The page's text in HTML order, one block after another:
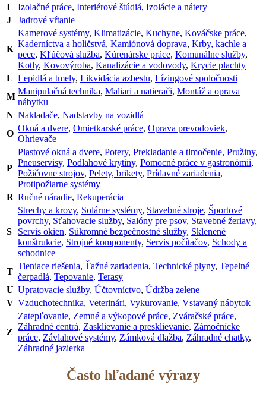
I
Izolačné práce, Interiérové štúdiá, Izolácie a nátery
J
Jadrové vŕtanie
K
Kamerové systémy, Klimatizácie, Kuchyne, Kováčske práce,
Kaderníctva a holičstvá, Kamiónová doprava, Krby, kachle a
pece, Kľúčová služba, Kúrenárske práce, Komunálne služby,
Kotly, Kovovýroba, Kanalizácie a vodovody, Krycie plachty
L Lepidlá a tmely, Likvidácia azbestu, Lízingové spoločnosti
M
Manipulačná technika, Maliari a natierači, Montáž a oprava
nábytku
N Nakladače, Nadstavby na vozidlá
O
Okná a dvere, Omietkarské práce, Oprava prevodoviek,
Ohrievače
P
Plastové okná a dvere, Potery, Prekladanie a tlmočenie, Pružiny,
Pneuservisy, Podlahové krytiny, Pomocné práce v gastronómii,
Požičovne strojov, Pelety, brikety, Prídavné zariadenia,
Protipožiarne systémy
R Ručné náradie, Rekuperácia
S
Strechy a krovy, Solárne systémy, Stavebné stroje, Športové
povrchy, Sťahovacie služby, Salóny pre psov, Stavebné žeriavy,
Servis okien, Súkromné bezpečnostné služby, Sklenené
konštrukcie, Strojné komponenty, Servis počítačov, Schody a
schodnice
T
Tieniace riešenia, Ťažné zariadenia, Technické plyny, Tepelné
čerpadlá, Tepovanie, Terasy
U Upratovacie služby, Účtovníctvo, Údržba zelene
V Vzduchotechnika, Veterinári, Vykurovanie, Vstavaný nábytok
Z
Zatepľovanie, Zemné a výkopové práce, Zváračské práce,
Záhradné centrá, Zasklievanie a presklievanie, Zámočnícke
práce, Závlahové systémy, Zámková dlažba, Záhradné chatky,
Záhradné jazierka
Často hľadané výrazy